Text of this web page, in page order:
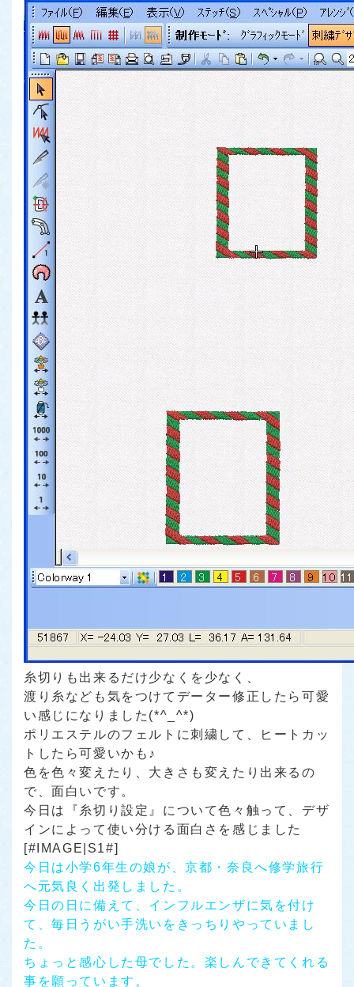
糸切りも出来るだけ少なくを少なく、
渡り糸なども気をつけてデーター修正したら可愛
い感じになりました(*^_^*)
ポリエステルのフェルトに刺繍して、ヒートカッ
トしたら可愛いかも♪
色を色々変えたり、大きさも変えたり出来るの
で、面白いです。
今日は『糸切り設定』について色々触って、デザ
インによって使い分ける面白さを感じました
[#IMAGE|S1#]
今日は小学6年生の娘が、京都・奈良へ修学旅行
へ元気良く出発しました。
今日の日に備えて、インフルエンザに気を付け
て、毎日うがい手洗いをきっちりやっていまし
た。
ちょっと感心した母でした。楽しんできてくれる
事を願っています。